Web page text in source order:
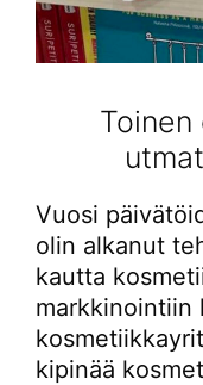
Toinen
Vuosi
olin alkanut
kautta
markkinointiin
kipinää